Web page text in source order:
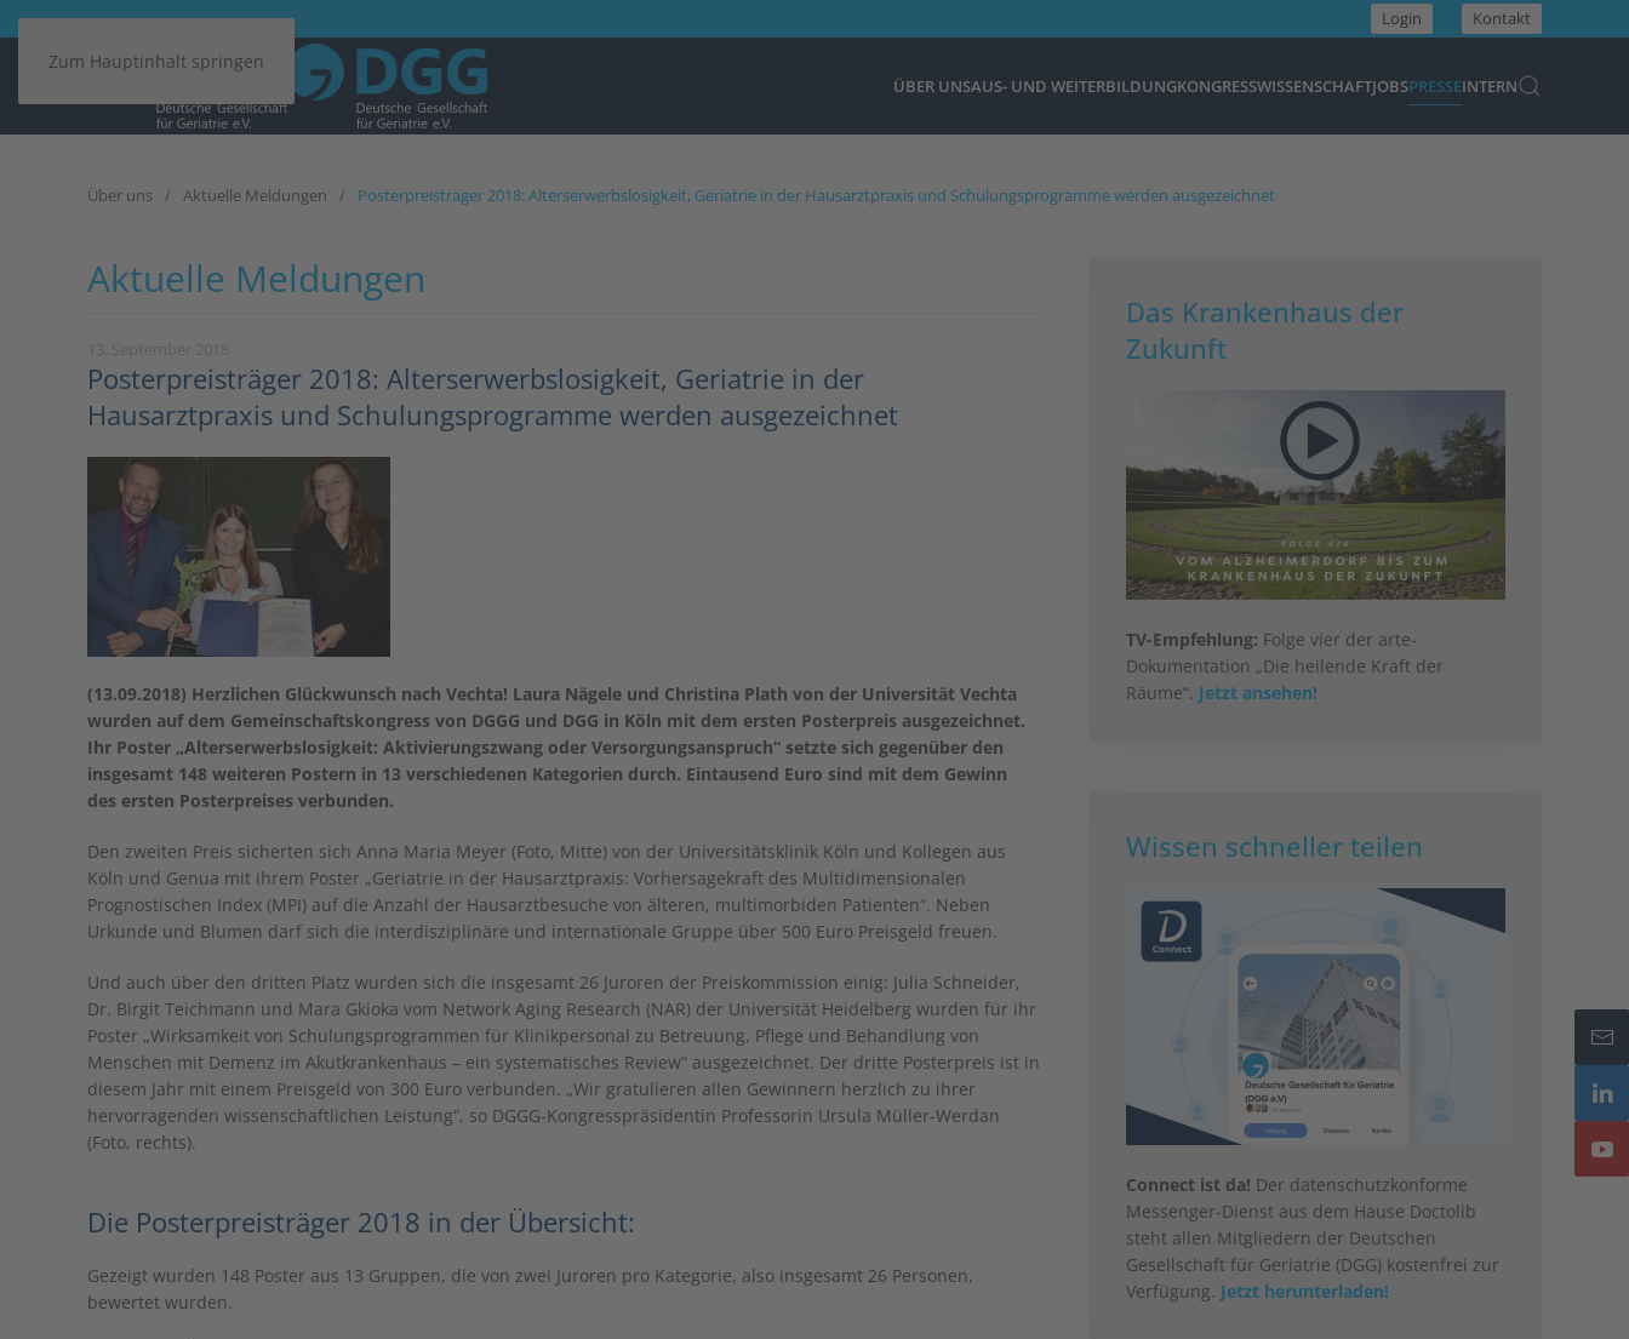
Zum Hauptinhalt springen
Login Kontakt
ÜBER UNSAUS- UND WEITERBILDUNGKONGRESSWISSENSCHAFTJOBSPRESSEINTERN
Über uns Aktuelle Meldungen Posterpreisträger 2018: Alterserwerbslosigkeit, Geriatrie in der Hausarztpraxis und Schulungsprogramme werden ausgezeichnet
Aktuelle Meldungen
Posterpreisträger 2018: Alterserwerbslosigkeit, Geriatrie in der
Hausarztpraxis und Schulungsprogramme werden ausgezeichnet
(13.09.2018) Herzlichen Glückwunsch nach Vechta! Laura Nägele und Christina Plath von der Universität Vechta
wurden auf dem Gemeinschaftskongress von DGGG und DGG in Köln mit dem ersten Posterpreis ausgezeichnet.
Ihr Poster „Alterserwerbslosigkeit: Aktivierungszwang oder Versorgungsanspruch“ setzte sich gegenüber den
insgesamt 148 weiteren Postern in 13 verschiedenen Kategorien durch. Eintausend Euro sind mit dem Gewinn
des ersten Posterpreises verbunden.
Den zweiten Preis sicherten sich Anna Maria Meyer (Foto, Mitte) von der Universitätsklinik Köln und Kollegen aus
Köln und Genua mit ihrem Poster „Geriatrie in der Hausarztpraxis: Vorhersagekraft des Multidimensionalen
Prognostischen Index (MPI) auf die Anzahl der Hausarztbesuche von älteren, multimorbiden Patienten“. Neben
Urkunde und Blumen darf sich die interdisziplinäre und internationale Gruppe über 500 Euro Preisgeld freuen.
Und auch über den dritten Platz wurden sich die insgesamt 26 Juroren der Preiskommission einig: Julia Schneider,
Dr. Birgit Teichmann und Mara Gkioka vom Network Aging Research (NAR) der Universität Heidelberg wurden für ihr
Poster „Wirksamkeit von Schulungsprogrammen für Klinikpersonal zu Betreuung, Pflege und Behandlung von
Menschen mit Demenz im Akutkrankenhaus – ein systematisches Review“ ausgezeichnet. Der dritte Posterpreis ist in
diesem Jahr mit einem Preisgeld von 300 Euro verbunden. „Wir gratulieren allen Gewinnern herzlich zu ihrer
hervorragenden wissenschaftlichen Leistung“, so DGGG-Kongresspräsidentin Professorin Ursula Müller-Werdan
(Foto, rechts).
Die Posterpreisträger 2018 in der Übersicht:
Gezeigt wurden 148 Poster aus 13 Gruppen, die von zwei Juroren pro Kategorie, also insgesamt 26 Personen,
bewertet wurden.
Das Krankenhaus der
Zukunft
TV-Empfehlung: Folge vier der arte-
Dokumentation „Die heilende Kraft der
Räume“. Jetzt ansehen!
Wissen schneller teilen
Connect ist da! Der datenschutzkonforme
Messenger-Dienst aus dem Hause Doctolib
steht allen Mitgliedern der Deutschen
Gesellschaft für Geriatrie (DGG) kostenfrei zur
Verfügung. Jetzt herunterladen!